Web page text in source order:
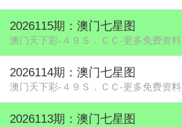
2026115期：澳门七星图
澳门天下彩-４９Ｓ．ＣＣ-更多免费资料
2026114期：澳门七星图
澳门天下彩-４９Ｓ．ＣＣ-更多免费资料
2026113期：澳门七星图